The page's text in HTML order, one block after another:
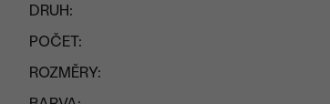
DRUH:
POČET:
ROZMĚRY: